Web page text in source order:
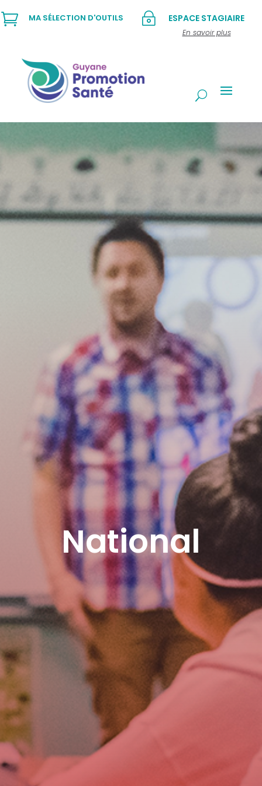
~ ESPACE STAGIAIRE
En savoir plus
 MA SÉLECTION D'OUTILS
National